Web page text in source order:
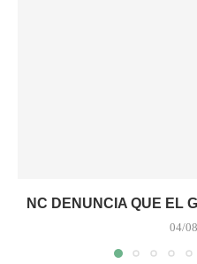
NC DENUNCIA QUE EL
04/